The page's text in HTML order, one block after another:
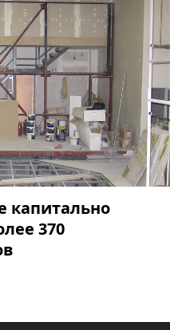
капитально
370